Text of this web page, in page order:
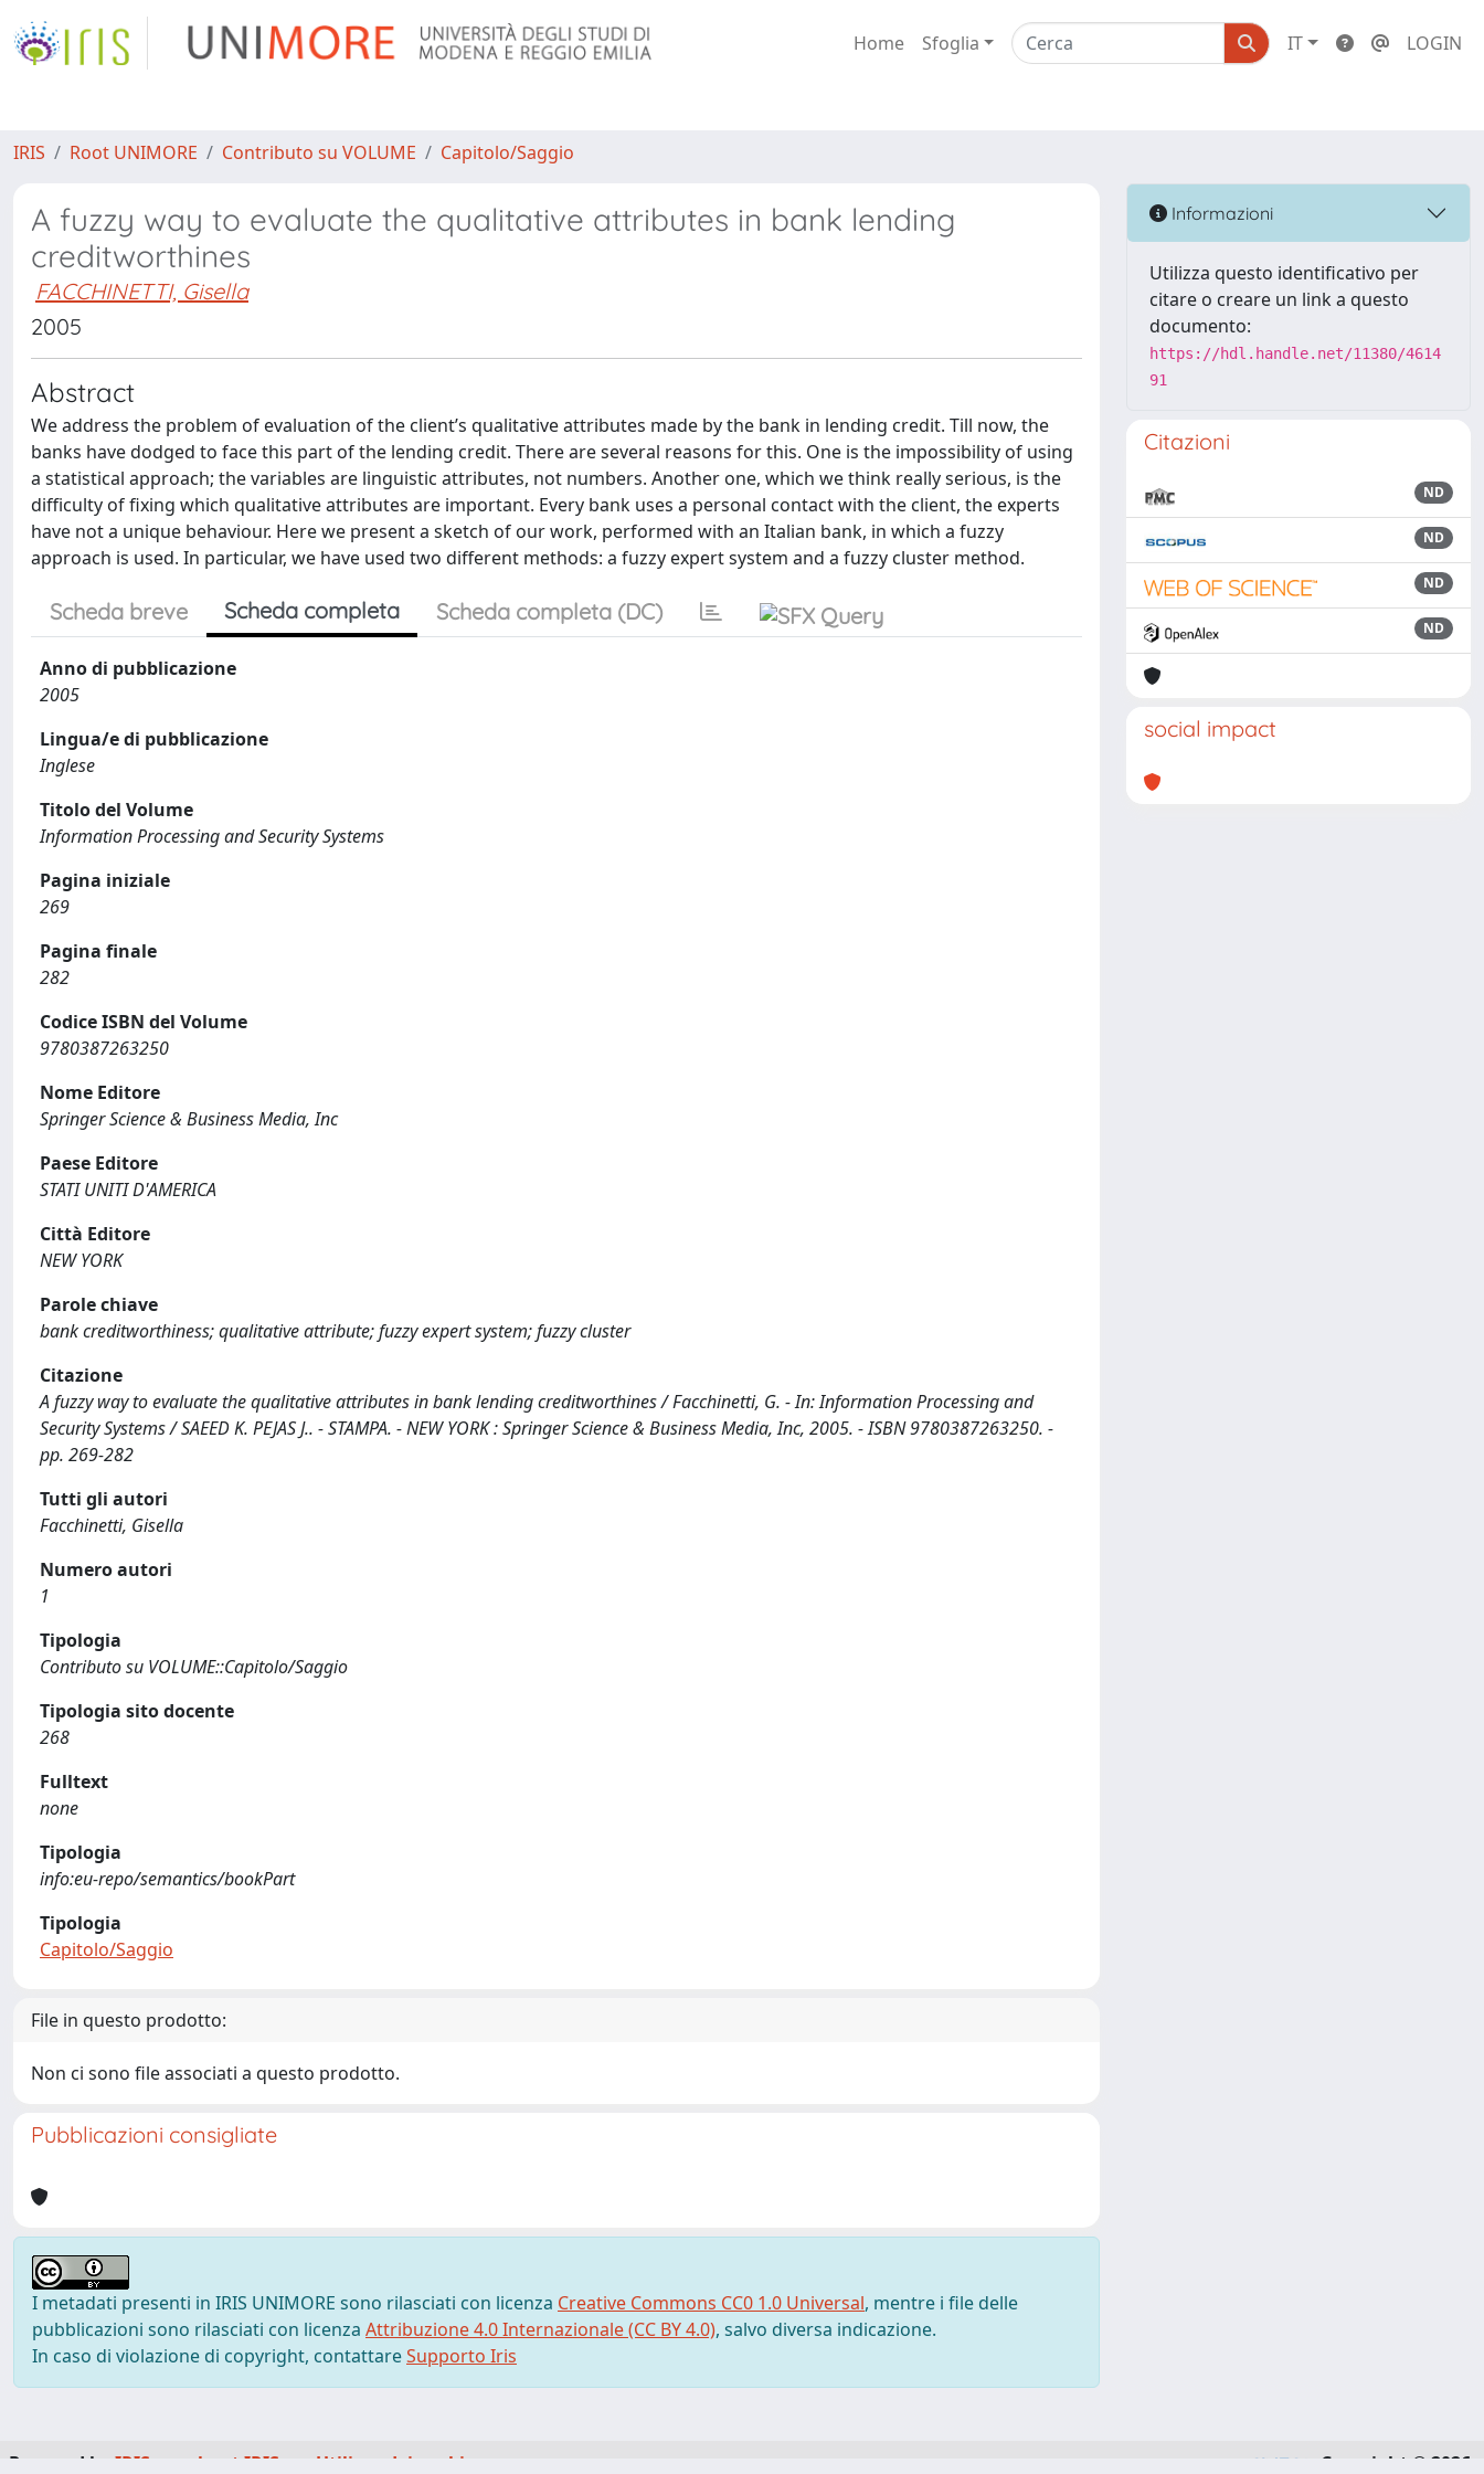
Home Sfoglia IT LOGIN
IRIS Root UNIMORE Contributo su VOLUME Capitolo/Saggio
A fuzzy way to evaluate the qualitative attributes in bank lending
creditworthines
FACCHINETTI, Gisella
2005
Abstract
We address the problem of evaluation of the client’s qualitative attributes made by the bank in lending credit. Till now, the
banks have dodged to face this part of the lending credit. There are several reasons for this. One is the impossibility of using
a statistical approach; the variables are linguistic attributes, not numbers. Another one, which we think really serious, is the
difficulty of fixing which qualitative attributes are important. Every bank uses a personal contact with the client, the experts
have not a unique behaviour. Here we present a sketch of our work, performed with an Italian bank, in which a fuzzy
approach is used. In particular, we have used two different methods: a fuzzy expert system and a fuzzy cluster method.
Scheda breve Scheda completa Scheda completa (DC)
Anno di pubblicazione
2005
Lingua/e di pubblicazione
Inglese
Titolo del Volume
Information Processing and Security Systems
Pagina iniziale
269
Pagina finale
282
Codice ISBN del Volume
9780387263250
Nome Editore
Springer Science & Business Media, Inc
Paese Editore
STATI UNITI D'AMERICA
Città Editore
NEW YORK
Parole chiave
bank creditworthiness; qualitative attribute; fuzzy expert system; fuzzy cluster
Citazione
A fuzzy way to evaluate the qualitative attributes in bank lending creditworthines / Facchinetti, G. - In: Information Processing and
Security Systems / SAEED K. PEJAS J.. - STAMPA. - NEW YORK : Springer Science & Business Media, Inc, 2005. - ISBN 9780387263250. -
pp. 269-282
Tutti gli autori
Facchinetti, Gisella
Numero autori
1
Tipologia
Contributo su VOLUME::Capitolo/Saggio
Tipologia sito docente
268
Fulltext
none
Tipologia
info:eu-repo/semantics/bookPart
Tipologia
Capitolo/Saggio
File in questo prodotto:
Non ci sono file associati a questo prodotto.
Pubblicazioni consigliate
I metadati presenti in IRIS UNIMORE sono rilasciati con licenza Creative Commons CC0 1.0 Universal, mentre i file delle
pubblicazioni sono rilasciati con licenza Attribuzione 4.0 Internazionale (CC BY 4.0), salvo diversa indicazione.
In caso di violazione di copyright, contattareSupporto Iris
Informazioni
Utilizza questo identificativo per
citare o creare un link a questo
documento:
https://hdl.handle.net/11380/4614
91
Citazioni
ND
ND
ND
ND
social impact
Powered by IRIS about IRIS Utilizzo dei cookie Copyright © 2026